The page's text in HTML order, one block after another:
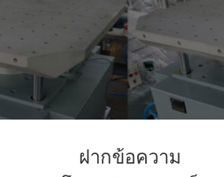
ฝากข้อความ